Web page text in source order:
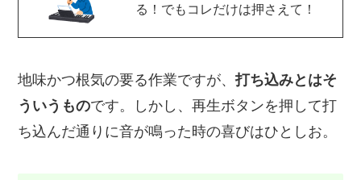
る！でもコレだけは押さえて！
地味かつ根気の要る作業ですが、打ち込みとはそ
ういうものです。しかし、再生ボタンを押して打
ち込んだ通りに音が鳴った時の喜びはひとしお。